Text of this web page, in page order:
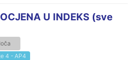
U INDEKS (sve
4 - AP4